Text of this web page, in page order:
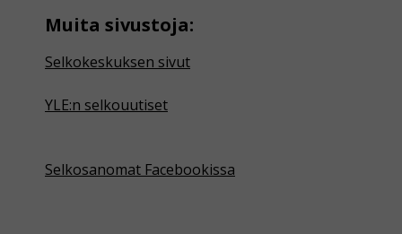
Muita sivustoja:
Selkokeskuksen sivut
YLE:n selkouutiset
Selkosanomat Facebookissa